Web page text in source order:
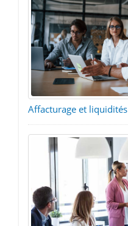
Affacturage et liquidités